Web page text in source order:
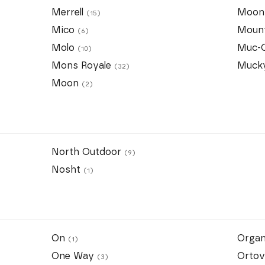
Merrell (15)
Mico (6)
Molo (10)
Mons Royale (32)
Moon (2)
North Outdoor (9)
Nosht (1)
On (1)
One Way (3)